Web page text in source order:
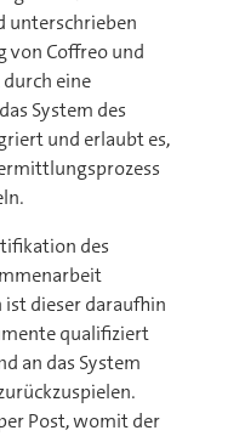
unterschrieben
von Coffreo und
durch eine
System des
und erlaubt es,
des
dieser daraufhin
qualifiziert
an das System
Post, womit der